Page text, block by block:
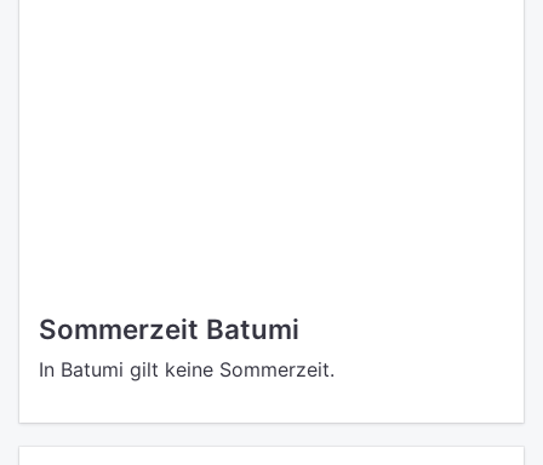
Sommerzeit Batumi
In Batumi gilt keine Sommerzeit.